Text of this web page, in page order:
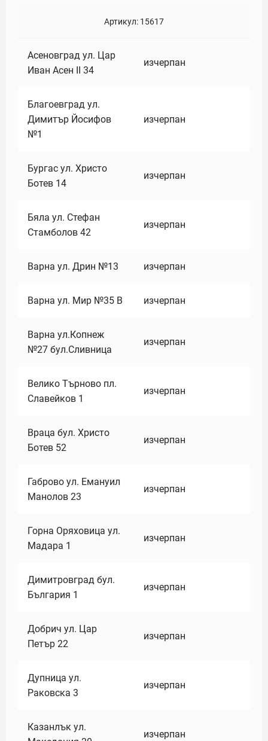
Артикул: 15617
Асеновград ул. Цар
Иван Асен II 34
изчерпан
Благоевград ул.
Димитър Йосифов
№1
изчерпан
Бургас ул. Христо
Ботев 14
изчерпан
Бяла ул. Стефан
Стамболов 42
изчерпан
Варна ул. Дрин №13 изчерпан
Варна ул. Мир №35 В изчерпан
Варна ул.Копнеж
№27 бул.Сливница
изчерпан
Велико Търново пл.
Славейков 1
изчерпан
Враца бул. Христо
Ботев 52
изчерпан
Габрово ул. Емануил
Манолов 23
изчерпан
Горна Оряховица ул.
Мадара 1
изчерпан
Димитровград бул.
България 1
изчерпан
Добрич ул. Цар
Петър 22
изчерпан
Дупница ул.
Раковска 3
изчерпан
Казанлък ул.
изчерпан